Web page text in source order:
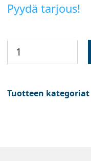
Pyydä tarjous!
Tuotteen kategoriat